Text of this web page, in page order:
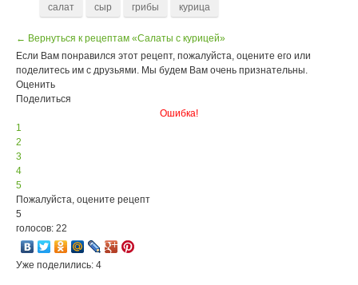
салат сыр грибы курица
← Вернуться к рецептам «Салаты с курицей»
Если Вам понравился этот рецепт, пожалуйста, оцените его или
поделитесь им с друзьями. Мы будем Вам очень признательны.
Оценить
Поделиться
Ошибка!
1
2
3
4
5
Пожалуйста, оцените рецепт
5
голосов: 22
Уже поделились: 4